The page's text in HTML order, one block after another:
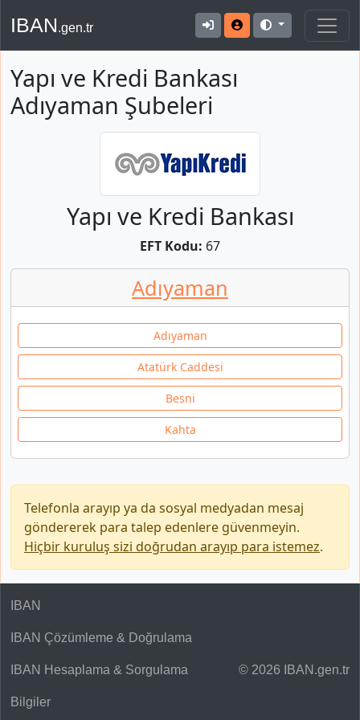
IBAN.gen.tr
Yapı ve Kredi Bankası
Adıyaman Şubeleri
Yapı ve Kredi Bankası
EFT Kodu: 67
Adıyaman
Adıyaman
Atatürk Caddesi
Besni
Kahta
Telefonla arayıp ya da sosyal medyadan mesaj
göndererek para talep edenlere güvenmeyin.
Hiçbir kuruluş sizi doğrudan arayıp para istemez.
© 2026 IBAN.gen.tr
IBAN
IBAN Çözümleme & Doğrulama
IBAN Hesaplama & Sorgulama
Bilgiler